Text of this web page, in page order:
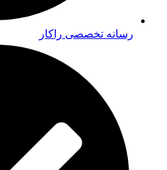
رسانه تخصصی راکار